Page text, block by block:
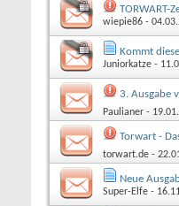
TORWART-
wiepie86 -
Kommt
Juniorkatze -
3. Ausgabe
Paulianer -
Torwart -
torwart.de -
Neue
Super-Elfe -